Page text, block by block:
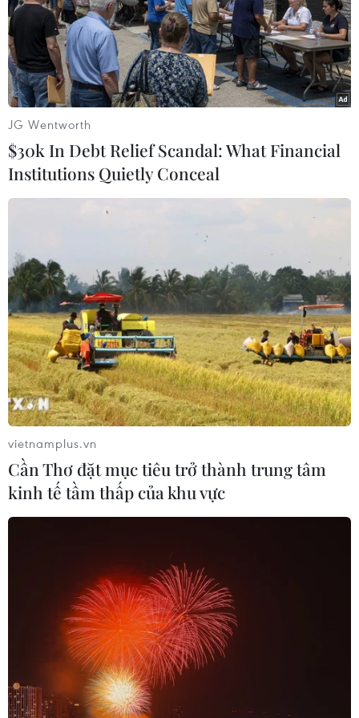
#Tình nguyện nhập ngũ
#Nghĩa vụ quân sự
Bình Phước
Đồng Nai
Theo dõi VietnamPlus
TIN LIÊN QUAN
JG Wentworth
$30k In Debt Relief Scandal: What Financial
Institutions Quietly Conceal
vietnamplus.vn
Cần Thơ đặt mục tiêu trở thành trung tâm
kinh tế tầm thấp của khu vực